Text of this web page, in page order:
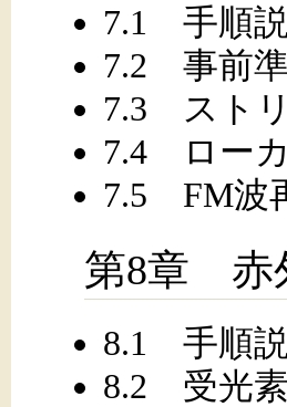
7.1 手順
7.2 事前
7.3 スト
7.4 ロー
7.5 FM波
第8章 赤
8.1 手順
8.2 受光